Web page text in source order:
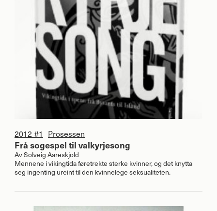
2012 #1 Prosessen
Frå sogespel til valkyrjesong
AvSolveig Aareskjold
Mennene i vikingtida føretrekte sterke kvinner, og det knytta
seg ingenting ureint til den kvinnelege seksualiteten.